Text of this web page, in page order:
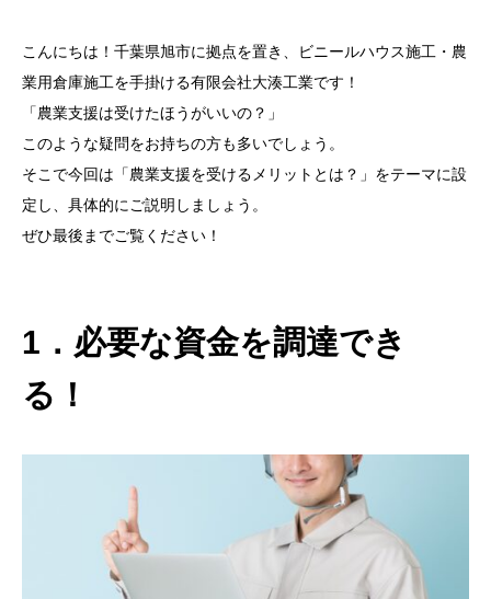
こんにちは！千葉県旭市に拠点を置き、ビニールハウス施工・農
業用倉庫施工を手掛ける有限会社大湊工業です！
「農業支援は受けたほうがいいの？」
このような疑問をお持ちの方も多いでしょう。
そこで今回は「農業支援を受けるメリットとは？」をテーマに設
定し、具体的にご説明しましょう。
ぜひ最後までご覧ください！
1．必要な資金を調達でき
る！